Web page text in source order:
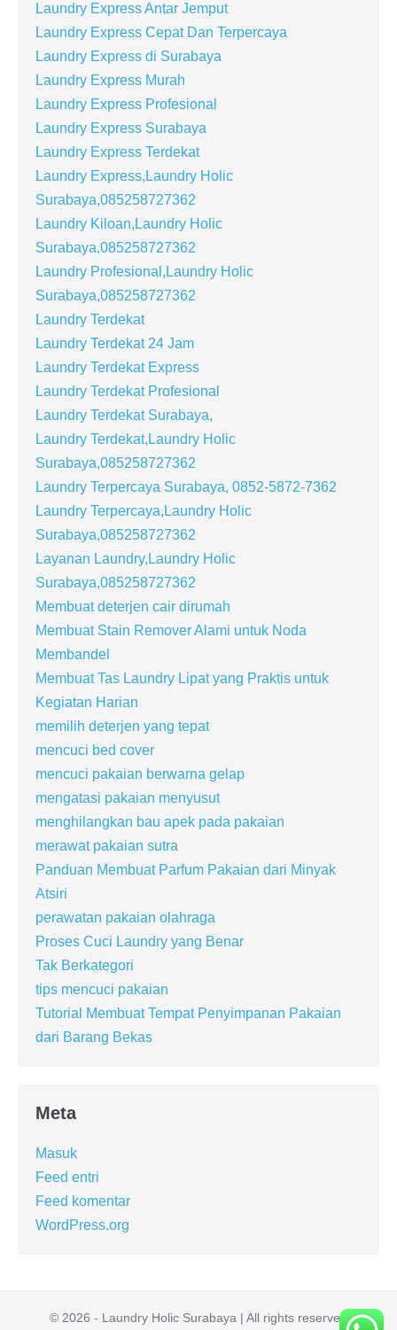
Laundry Express Antar Jemput
Laundry Express Cepat Dan Terpercaya
Laundry Express di Surabaya
Laundry Express Murah
Laundry Express Profesional
Laundry Express Surabaya
Laundry Express Terdekat
Laundry Express,Laundry Holic
Surabaya,085258727362
Laundry Kiloan,Laundry Holic
Surabaya,085258727362
Laundry Profesional,Laundry Holic
Surabaya,085258727362
Laundry Terdekat
Laundry Terdekat 24 Jam
Laundry Terdekat Express
Laundry Terdekat Profesional
Laundry Terdekat Surabaya,
Laundry Terdekat,Laundry Holic
Surabaya,085258727362
Laundry Terpercaya Surabaya, 0852-5872-7362
Laundry Terpercaya,Laundry Holic
Surabaya,085258727362
Layanan Laundry,Laundry Holic
Surabaya,085258727362
Membuat deterjen cair dirumah
Membuat Stain Remover Alami untuk Noda
Membandel
Membuat Tas Laundry Lipat yang Praktis untuk
Kegiatan Harian
memilih deterjen yang tepat
mencuci bed cover
mencuci pakaian berwarna gelap
mengatasi pakaian menyusut
menghilangkan bau apek pada pakaian
merawat pakaian sutra
Panduan Membuat Parfum Pakaian dari Minyak
Atsiri
perawatan pakaian olahraga
Proses Cuci Laundry yang Benar
Tak Berkategori
tips mencuci pakaian
Tutorial Membuat Tempat Penyimpanan Pakaian
dari Barang Bekas
Meta
Masuk
Feed entri
Feed komentar
WordPress.org
© 2026 - Laundry Holic Surabaya | All rights reserved